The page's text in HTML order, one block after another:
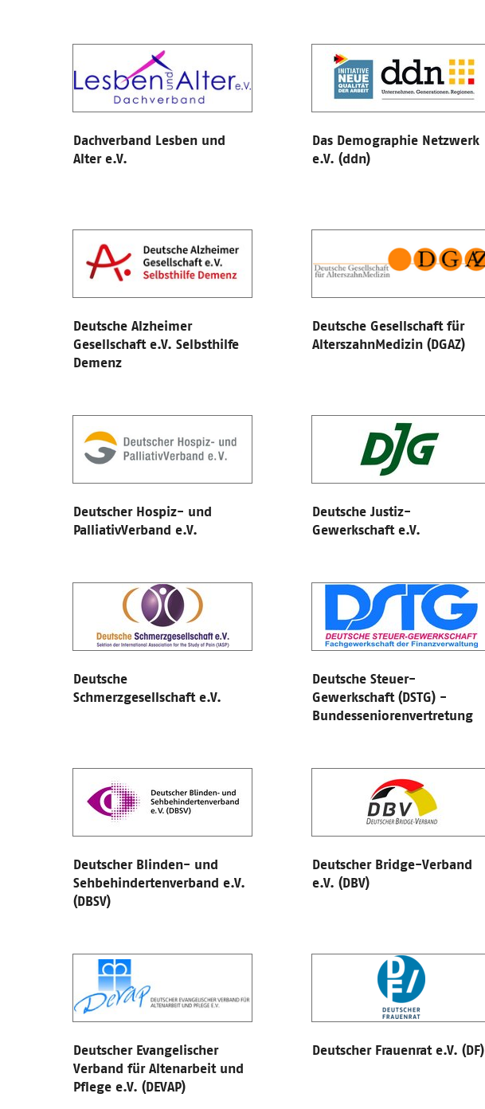
Dachverband Lesben und
Alter e.V.
Das Demographie Netzwerk
e.V. (ddn)
Deutsche Alzheimer
Gesellschaft e.V. Selbsthilfe
Demenz
Deutsche Gesellschaft für
AlterszahnMedizin (DGAZ)
Deutscher Hospiz- und
PalliativVerband e.V.
Deutsche Justiz-
Gewerkschaft e.V.
Deutsche
Schmerzgesellschaft e.V.
Deutsche Steuer-
Gewerkschaft (DSTG) -
Bundesseniorenvertretung
Deutscher Blinden- und
Sehbehindertenverband e.V.
(DBSV)
Deutscher Bridge-Verband
e.V. (DBV)
Deutscher Evangelischer
Verband für Altenarbeit und
Pflege e.V. (DEVAP)
Deutscher Frauenrat e.V. (DF)